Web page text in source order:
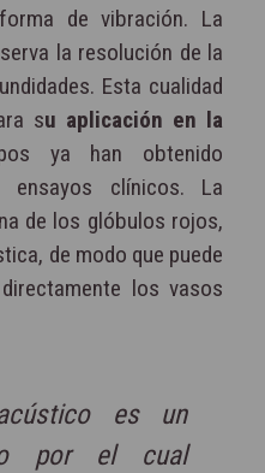
de vibración. La
la resolución de la
Esta cualidad
su aplicación en la
ya han obtenido
ensayos clínicos. La
de los glóbulos rojos,
de modo que puede
los vasos
es un
por el cual